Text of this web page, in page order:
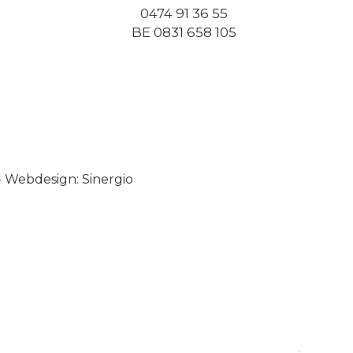
0474 91 36 55
BE 0831 658 105
Webdesign: Sinergio